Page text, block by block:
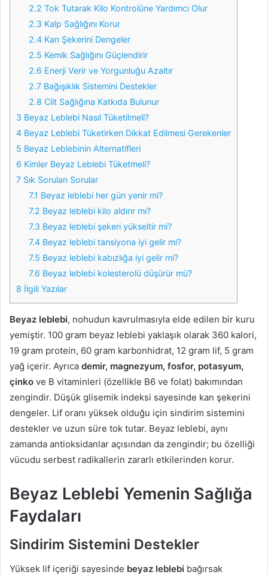
2.2 Tok Tutarak Kilo Kontrolüne Yardımcı Olur
2.3 Kalp Sağlığını Korur
2.4 Kan Şekerini Dengeler
2.5 Kemik Sağlığını Güçlendirir
2.6 Enerji Verir ve Yorgunluğu Azaltır
2.7 Bağışıklık Sistemini Destekler
2.8 Cilt Sağlığına Katkıda Bulunur
3 Beyaz Leblebi Nasıl Tüketilmeli?
4 Beyaz Leblebi Tüketirken Dikkat Edilmesi Gerekenler
5 Beyaz Leblebinin Alternatifleri
6 Kimler Beyaz Leblebi Tüketmeli?
7 Sık Sorulan Sorular
7.1 Beyaz leblebi her gün yenir mi?
7.2 Beyaz leblebi kilo aldırır mı?
7.3 Beyaz leblebi şekeri yükseltir mi?
7.4 Beyaz leblebi tansiyona iyi gelir mi?
7.5 Beyaz leblebi kabızlığa iyi gelir mi?
7.6 Beyaz leblebi kolesterolü düşürür mü?
8 İlgili Yazılar
Beyaz leblebi, nohudun kavrulmasıyla elde edilen bir kuru
yemiştir. 100 gram beyaz leblebi yaklaşık olarak 360 kalori,
19 gram protein, 60 gram karbonhidrat, 12 gram lif, 5 gram
yağ içerir. Ayrıca demir, magnezyum, fosfor, potasyum,
çinko ve B vitaminleri (özellikle B6 ve folat) bakımından
zengindir. Düşük glisemik indeksi sayesinde kan şekerini
dengeler. Lif oranı yüksek olduğu için sindirim sistemini
destekler ve uzun süre tok tutar. Beyaz leblebi, aynı
zamanda antioksidanlar açısından da zengindir; bu özelliği
vücudu serbest radikallerin zararlı etkilerinden korur.
Beyaz Leblebi Yemenin Sağlığa
Faydaları
Sindirim Sistemini Destekler
Yüksek lif içeriği sayesinde beyaz leblebi bağırsak